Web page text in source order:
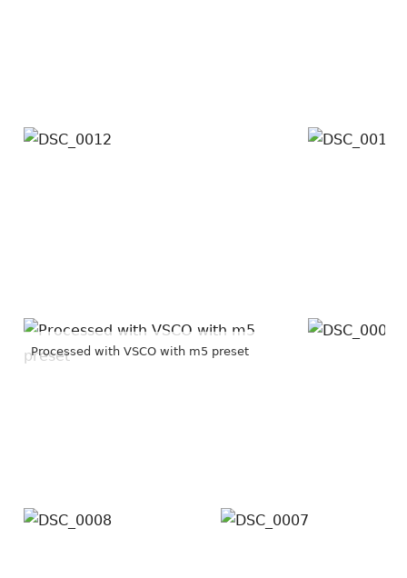
Processed with VSCO with m5 preset